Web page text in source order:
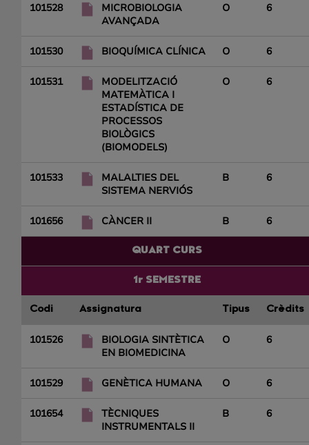
101528
MICROBIOLOGIA
AVANÇADA
O 6
101530 BIOQUÍMICA CLÍNICA O 6
101531
MODELITZACIÓ
MATEMÀTICA I
ESTADÍSTICA DE
PROCESSOS
BIOLÒGICS
(BIOMODELS)
O 6
101533
MALALTIES DEL
SISTEMA NERVIÓS
B 6
101656 CÀNCER II B 6
QUART CURS
1r SEMESTRE
Codi Assignatura Tipus Crèdits
101526
BIOLOGIA SINTÈTICA
EN BIOMEDICINA
O 6
101529 GENÈTICA HUMANA O 6
101654
TÈCNIQUES
INSTRUMENTALS II
B 6